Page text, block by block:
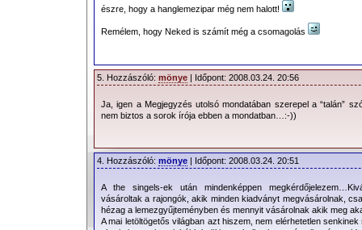
észre, hogy a hanglemezipar még nem halott!
Remélem, hogy Neked is számít még a csomagolás
5. Hozzászóló: mönye | Időpont: 2008.03.24. 20:56
Ja, igen a Megjegyzés utolsó mondatában szerepel a “talán”
nem biztos a sorok írója ebben a mondatban…:-))
4. Hozzászóló: mönye | Időpont: 2008.03.24. 20:51
A the singels-ek után mindenképpen
vásároltak a rajongók, akik minden kiadványt megvásárolnak,
hézag a lemezgyűjteményben és mennyit vásárolnak akik meg
A mai letöltögetős világban azt hiszem, nem elérhetetlen